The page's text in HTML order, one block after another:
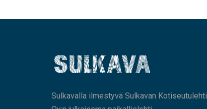
Sulkavalla ilmestyvä Sulkavan Kotiseutulehti